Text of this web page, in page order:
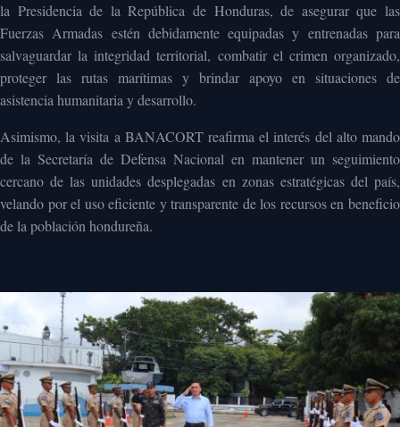
la Presidencia de la República de Honduras, de asegurar que las
Fuerzas Armadas estén debidamente equipadas y entrenadas para
salvaguardar la integridad territorial, combatir el crimen organizado,
proteger las rutas marítimas y brindar apoyo en situaciones de
asistencia humanitaria y desarrollo.
Asimismo, la visita a BANACORT reafirma el interés del alto mando
de la Secretaría de Defensa Nacional en mantener un seguimiento
cercano de las unidades desplegadas en zonas estratégicas del país,
velando por el uso eficiente y transparente de los recursos en beneficio
de la población hondureña.